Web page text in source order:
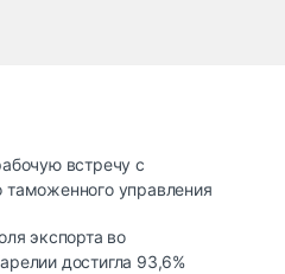
встречу с
таможенного управления
экспорта во
достигла 93,6%